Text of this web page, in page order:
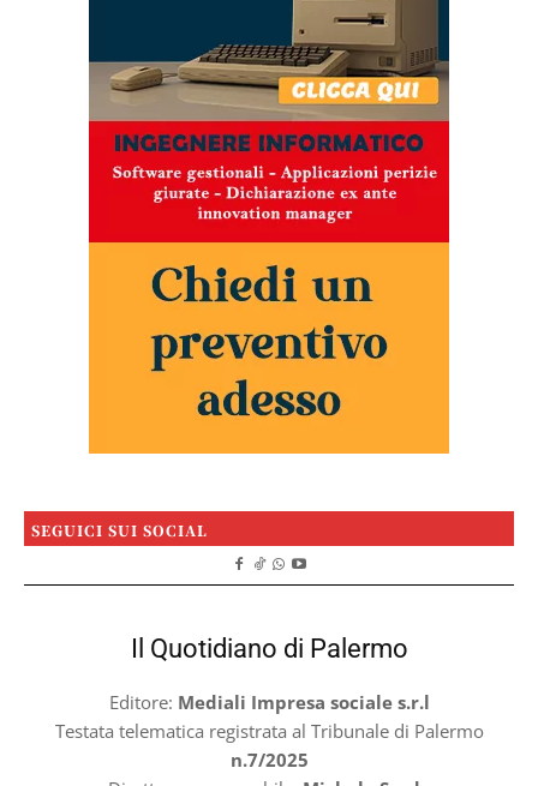
SEGUICI SUI SOCIAL
Il Quotidiano di Palermo
Editore: Mediali Impresa sociale s.r.l
Testata telematica registrata al Tribunale di Palermo
n.7/2025